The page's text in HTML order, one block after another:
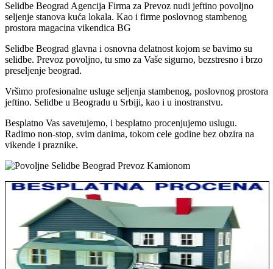
Selidbe Beograd Agencija Firma za Prevoz nudi jeftino povoljno
seljenje stanova kuća lokala. Kao i firme poslovnog stambenog
prostora magacina vikendica BG
Selidbe Beograd glavna i osnovna delatnost kojom se bavimo su
selidbe. Prevoz povoljno, tu smo za Vaše sigurno, bezstresno i brzo
preseljenje beograd.
Vršimo profesionalne usluge seljenja stambenog, poslovnog prostora
jeftino. Selidbe u Beogradu u Srbiji, kao i u inostranstvu.
Besplatno Vas savetujemo, i besplatno procenjujemo uslugu.
Radimo non-stop, svim danima, tokom cele godine bez obzira na
vikende i praznike.